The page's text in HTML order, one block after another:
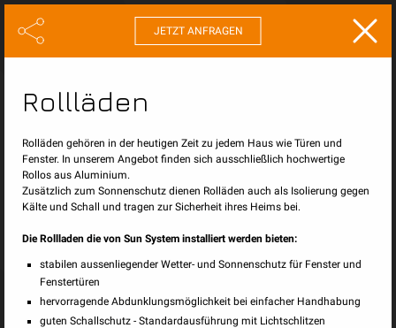
JETZT ANFRAGEN
Rollläden
Rolläden gehören in der heutigen Zeit zu jedem Haus wie Türen und
Fenster. In unserem Angebot finden sich ausschließlich hochwertige
Rollos aus Aluminium.
Zusätzlich zum Sonnenschutz dienen Rolläden auch als Isolierung gegen
Kälte und Schall und tragen zur Sicherheit ihres Heims bei.
Die Rollladen die von Sun System installiert werden bieten:
stabilen aussenliegender Wetter- und Sonnenschutz für Fenster und
Fenstertüren
hervorragende Abdunklungsmöglichkeit bei einfacher Handhabung
guten Schallschutz - Standardausführung mit Lichtschlitzen
Sonnen- & Wetterschutz
Bereich.